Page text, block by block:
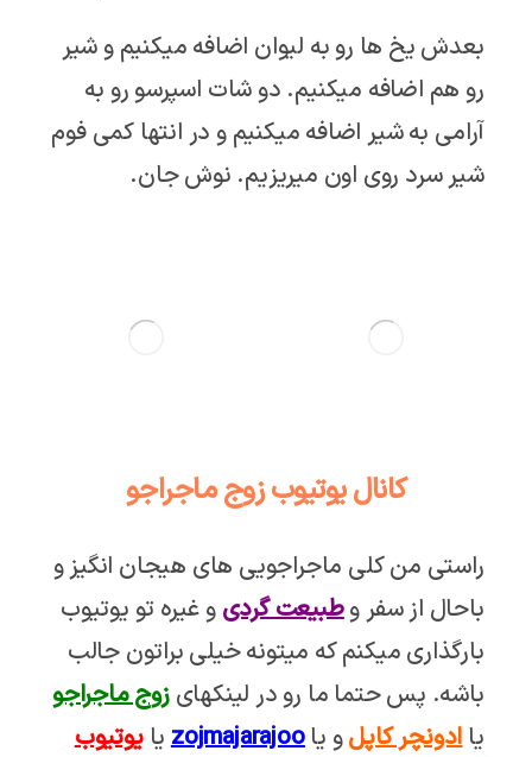
بعدش یخ ها رو به لیوان اضافه میکنیم و شیر
رو هم اضافه میکنیم. دو شات اسپرسو رو به
آرامی به شیر اضافه میکنیم و در انتها کمی فوم
شیر سرد روی اون میریزیم. نوش جان.
کانال یوتیوب زوج ماجراجو
راستی من کلی ماجراجویی های هیجان انگیز و
باحال از سفر وطبیعت گردی و غیره تو یوتیوب
بارگذاری میکنم که میتونه خیلی براتون جالب
باشه. پس حتما ما رو در لینکهایزوج ماجراجو
یاادونچر کاپلو یاzojmajarajooیایوتیوب